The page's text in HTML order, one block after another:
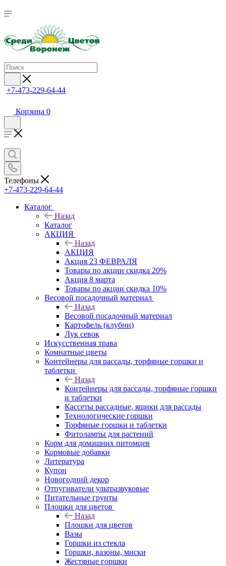
+7-473-229-64-44
Корзина 0
Телефоны
+7-473-229-64-44
Каталог
Назад
Каталог
АКЦИЯ
Назад
АКЦИЯ
Акция 23 ФЕВРАЛЯ
Товары по акции скидка 20%
Акция 8 марта
Товары по акции скидка 10%
Весовой посадочный материал
Назад
Весовой посадочный материал
Картофель (клубни)
Лук севок
Искусственная трава
Комнатные цветы
Контейнеры для рассады, торфяные горшки и
таблетки
Назад
Контейнеры для рассады, торфяные горшки
и таблетки
Кассеты рассадные, ящики для рассады
Технологические горшки
Торфяные горшки и таблетки
Фитолампы для растений
Корм для домашних питомцев
Кормовые добавки
Литература
Купон
Новогодний декор
Отпугиватели ультразвуковые
Питательные грунты
Плошки для цветов
Назад
Плошки для цветов
Вазы
Горшки из стекла
Горшки, вазоны, миски
Жестяные горшки